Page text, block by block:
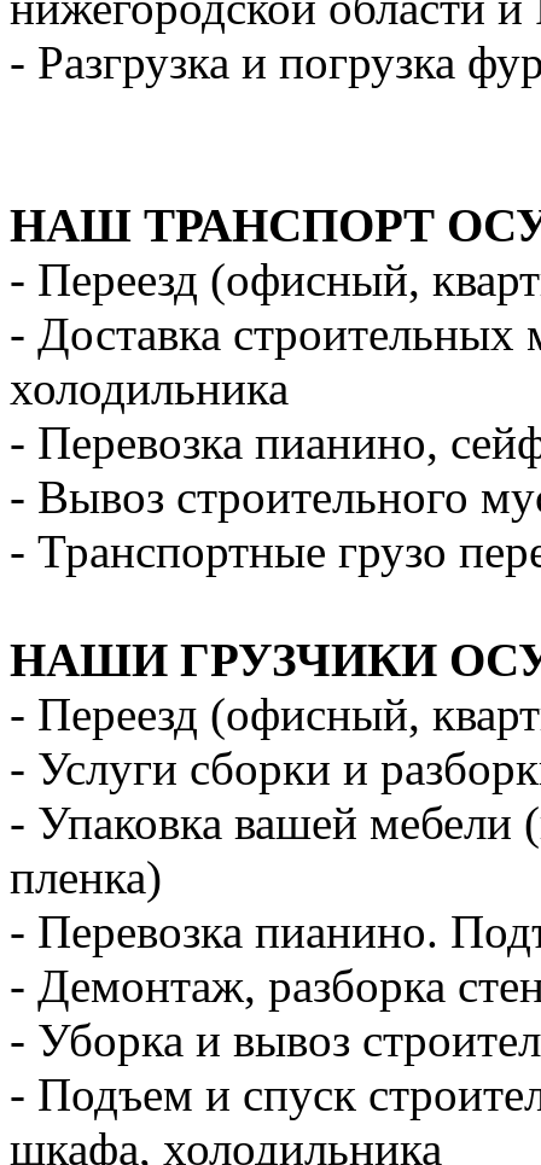
- Разгрузка и погрузка
НАШ ТРАНСПОРТ
- Переезд (офисный,
- Доставка
холодильника
- Перевозка пианино,
- Вывоз строительного
- Транспортные грузо
НАШИ ГРУЗЧИКИ
- Переезд (офисный,
- Услуги сборки и
- Упаковка вашей мебели
пленка)
- Перевозка пианино.
- Демонтаж, разборка
- Уборка и вывоз
- Подъем и спуск
шкафа, холодильника